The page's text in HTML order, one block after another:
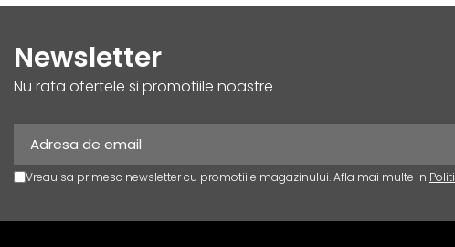
Newsletter
Nu rata ofertele si promotiile noastre
Vreau sa primesc newsletter cu promotiile magazinului. Afla mai multe in